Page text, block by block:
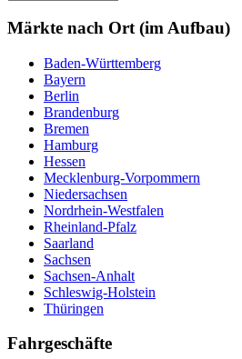
Monat
Märkte nach Ort (im Aufbau)
Baden-Württemberg
Bayern
Berlin
Brandenburg
Bremen
Hamburg
Hessen
Mecklenburg-Vorpommern
Niedersachsen
Nordrhein-Westfalen
Rheinland-Pfalz
Saarland
Sachsen
Sachsen-Anhalt
Schleswig-Holstein
Thüringen
Fahrgeschäfte